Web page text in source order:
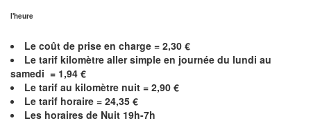
l'heure
Le coût de prise en charge = 2,30 €
Le tarif kilomètre aller simple en journée du lundi au
samedi = 1,94 €
Le tarif au kilomètre nuit = 2,90 €
Le tarif horaire = 24,35 €
Les horaires de Nuit 19h-7h